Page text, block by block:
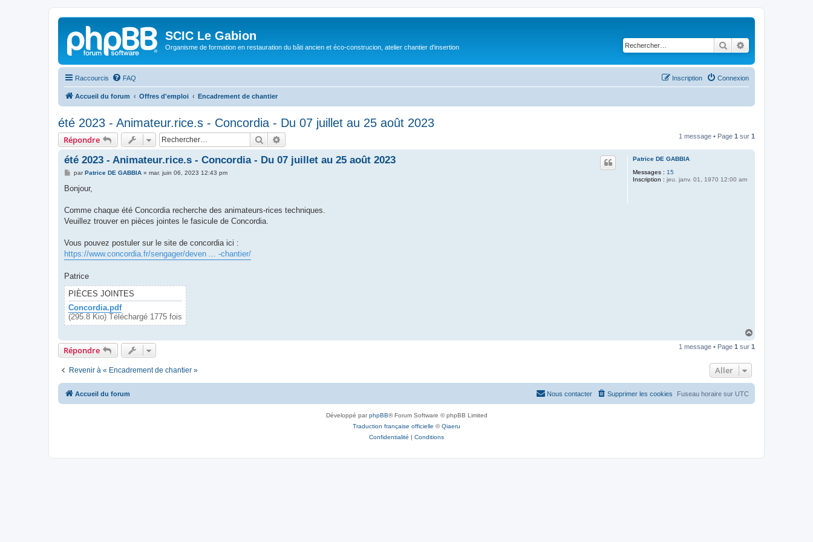
SCIC Le Gabion
Organisme de formation en restauration du bâti ancien et éco-construcion, atelier chantier d'insertion Rechercher
Raccourcis FAQ Connexion
Inscription
Accueil du forum Offres d'emploi Encadrement de chantier
été 2023 - Animateur.rice.s - Concordia - Du 07 juillet au 25 août 2023
Répondre Rechercher 1 message • Page 1 sur 1
Patrice DE GABBIA
Messages : 15
Inscription : jeu. janv. 01, 1970 12:00 am
été 2023 - Animateur.rice.s - Concordia - Du 07 juillet au 25 août 2023
M
s
g
parPatrice DE GABBIA» mar. juin 06, 2023 12:43 pm
Bonjour,
Comme chaque été Concordia recherche des animateurs-rices techniques.
Veuillez trouver en pièces jointes le fasicule de Concordia.
Vous pouvez postuler sur le site de concordia ici :
https://www.concordia.fr/sengager/deven ... -chantier/
Patrice
PIÈCES JOINTES
Concordia.pdf
(295.8 Kio) Téléchargé 1775 fois
u
Répondre 1 message • Page 1 sur 1
Revenir à « Encadrement de chantier » Aller
Accueil du forum Fuseau horaire sur UTC
Supprimer les cookies
Nous contacter
Développé parphpBB® Forum Software © phpBB Limited
Traduction française officielle ©Qiaeru
Confidentialité | Conditions